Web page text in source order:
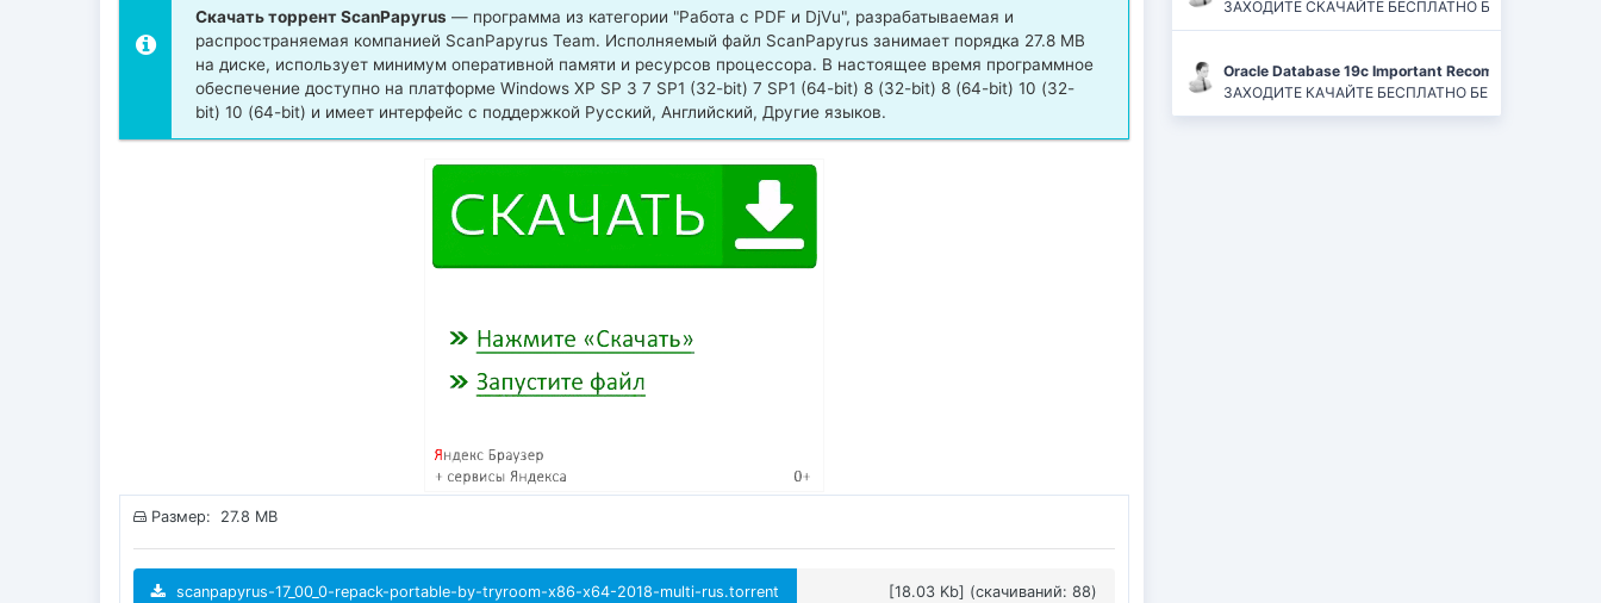
Скачать торрент ScanPapyrus — программа из категории "Работа с PDF и DjVu", разрабатываемая и
распространяемая компанией ScanPapyrus Team. Исполняемый файл ScanPapyrus занимает порядка 27.8 MB
на диске, использует минимум оперативной памяти и ресурсов процессора. В настоящее время программное
обеспечение доступно на платформе Windows XP SP 3 7 SP1 (32-bit) 7 SP1 (64-bit) 8 (32-bit) 8 (64-bit) 10 (32-
bit) 10 (64-bit) и имеет интерфейс с поддержкой Русский, Английский, Другие языков.
Размер: 27.8 MB
scanpapyrus-17_00_0-repack-portable-by-tryroom-x86-x64-2018-multi-rus.torrent [18.03 Kb] (cкачиваний: 88)
ЗАХОДИТЕ СКАЧАЙТЕ БЕСПЛАТНО БЕЗ
Oracle Database 19c Important Recommended One-
ЗАХОДИТЕ КАЧАЙТЕ БЕСПЛАТНО БЕЗ РЕГИСТРАЦИЙ